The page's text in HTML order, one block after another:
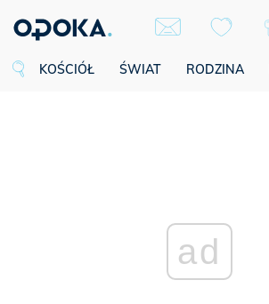
KOŚCIÓŁ ŚWIAT RODZINA
ad